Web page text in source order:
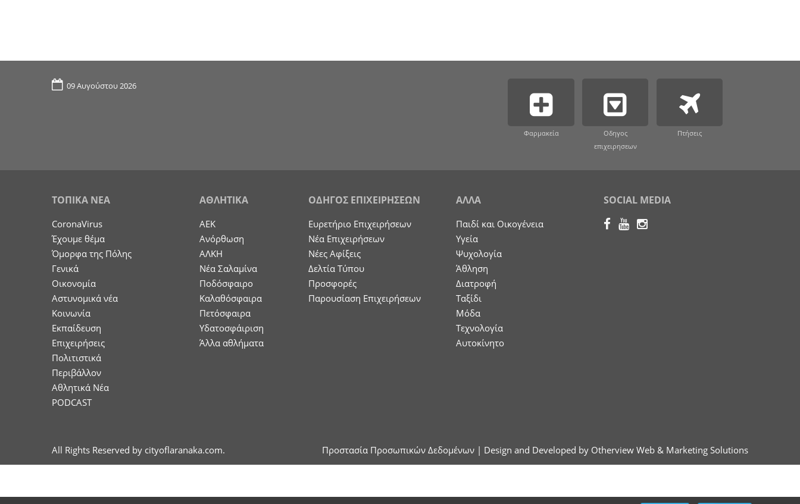
09 Αυγούστου 2026
Φαρμακεία
Οδηγος
επιχειρησεων
Πτήσεις
ΤΟΠΙΚΑ ΝΕΑ
CoronaVirus
Έχουμε θέμα
Όμορφα της Πόλης
Γενικά
Οικονομία
Aστυνομικά νέα
Κοινωνία
Εκπαίδευση
Επιχειρήσεις
Πολιτιστικά
Περιβάλλον
Αθλητικά Νέα
PODCAST
ΑΘΛΗΤΙΚΑ
ΑΕΚ
Ανόρθωση
ΑΛΚΗ
Νέα Σαλαμίνα
Ποδόσφαιρο
Καλαθόσφαιρα
Πετόσφαιρα
Υδατοσφάιριση
Άλλα αθλήματα
ΟΔΗΓΟΣ ΕΠΙΧΕΙΡΗΣΕΩΝ
Ευρετήριο Επιχειρήσεων
Nέα Επιχειρήσεων
Νέες Αφίξεις
Δελτία Τύπου
Προσφορές
Παρουσίαση Επιχειρήσεων
ΑΛΛΑ
Παιδί και Οικογένεια
Υγεία
Ψυχολογία
Άθληση
Διατροφή
Ταξίδι
Μόδα
Τεχνολογία
Αυτοκίνητο
SOCIAL MEDIA
All Rights Reserved by cityoflaranaka.com. Προστασία Προσωπικών Δεδομένων | Design and Developed by Otherview Web & Marketing Solutions